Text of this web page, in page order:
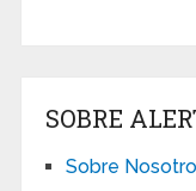
SOBRE
Sobre